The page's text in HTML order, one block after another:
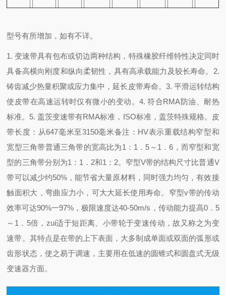
型号有所增加，如有不详。
1. 变速带具有包布或切边两种结构，特殊橡胶纤维特性决定同时
具备高横向刚度和纵向柔韧性，具有高承载能力及较长寿命。 2.
铸齿减少热量积聚或应力集中，延长皮带寿命。 3. 平滑运转结构
使皮带在高速运转时仅有微小的变动。 4. 符合RMA防油、耐热
标准。 5. 盖茨变速带有RMA标准，ISO标准，盖茨特殊规格。
皮
带长度：从647毫米至3150毫米备注：HV表示重载结构窄型和
宽型三角带普通三角带的宽高比为1：1．5～1．6，而窄型和宽
型的三角带分别为1：1．2和1：2。窄型V带的结构尺寸比普通V
带可以减少约50%，能节省大量原材料，同时强力均匀，有效接
触面积大，弯曲应力小，可大大延长使用寿命。窄型v带的传动
效率可达90%一97%，极限速度达40-50m/s，传动能力提高0．5
～1．5倍，zui适于短距离、小带轮于变速传动，故又称之为变
速带。其特点是在带的上下表面，大多制成单面或双面的弧形或
齿形状态，使之易于调速，主要用在低速的圆锥式和圆盘式无级
变速器方面。